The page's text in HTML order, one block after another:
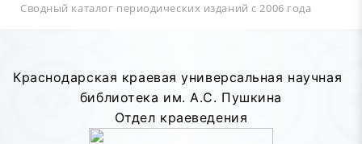
Сводный каталог периодических изданий с 2006 года
Краснодарская краевая универсальная научная
библиотека им. А.С. Пушкина
Отдел краеведения